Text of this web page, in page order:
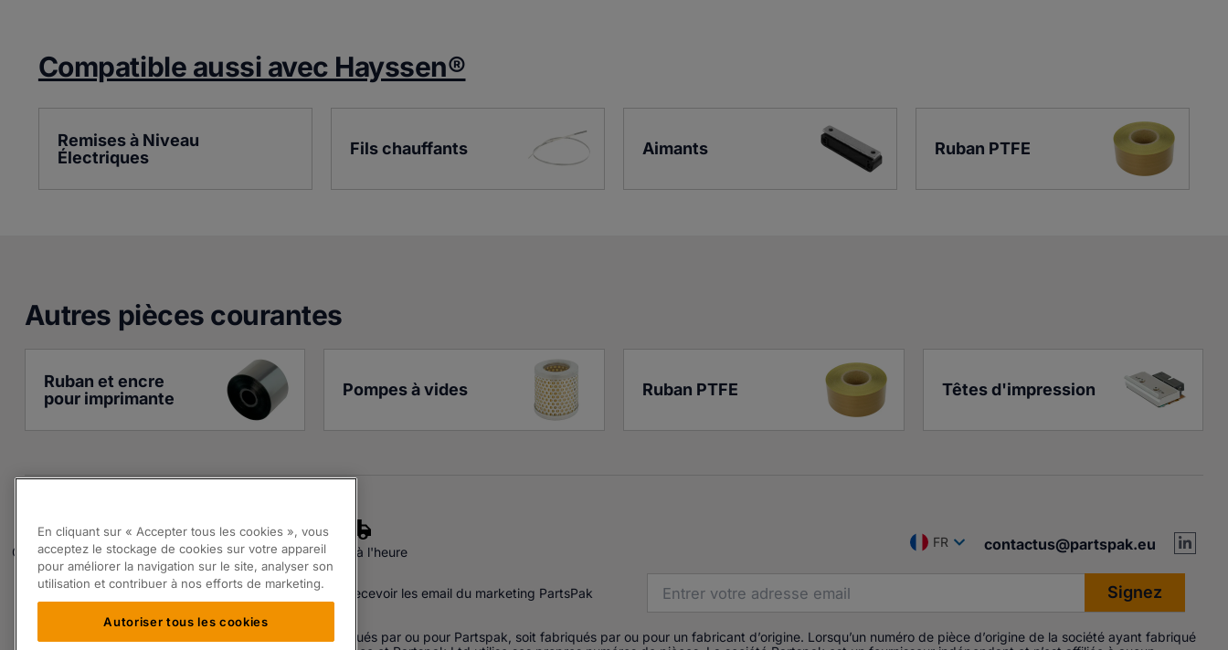
Compatible aussi avec Hayssen®
Remises à Niveau
Électriques
Fils chauffants Aimants Ruban PTFE
Autres pièces courantes
Ruban et encre
pour imprimante
Pompes à vides Ruban PTFE Têtes d'impression
Qualité assurée Experts Livraison à l'heure
FR contactus@partspak.eu
S'inscrire à notre Newsletter.
En renseignant votre adresse email vous acceptez de recevoir les email du marketing PartsPak
Les produits proposés par Partspak Ltd sont soit fabriqués par ou pour Partspak, soit fabriqués par ou pour un fabricant d’origine. Lorsqu’un numéro de pièce d’origine de la société ayant fabriqué
En cliquant sur « Accepter tous les cookies », vous
acceptez le stockage de cookies sur votre appareil
pour améliorer la navigation sur le site, analyser son
utilisation et contribuer à nos efforts de marketing.
Autoriser tous les cookies